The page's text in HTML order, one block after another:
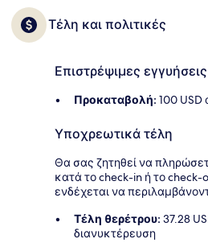
Τέλη και πολιτικές
Επιστρέψιμες εγγυήσεις
Προκαταβολή: 100 USD
Υποχρεωτικά τέλη
Θα σας ζητηθεί να
κατά το check-in ή το check-
ενδέχεται να
Τέλη θερέτρου: 37.28
διανυκτέρευση